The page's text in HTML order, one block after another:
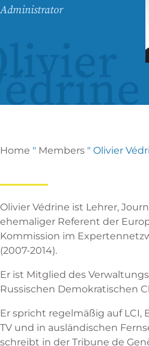
Administrator
Home " Members " Olivier
Olivier Védrine ist Lehrer,
ehemaliger Referent der
Kommission im
(2007-2014).
Er ist Mitglied des
Russischen Demokratischen
Er spricht regelmäßig auf LCI,
TV und in ausländischen
schreibt in der Tribune de